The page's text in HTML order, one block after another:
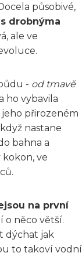
působivé,
drobnýma
ale ve
- od tmavě
ho vybavila
přirozeném
nastane
bahna a
ve
na první
o něco větší.
dýchat jak
to takoví vodní